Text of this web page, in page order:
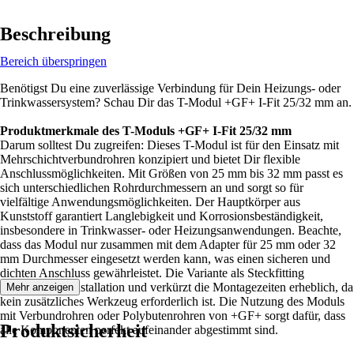
Beschreibung
Bereich überspringen
Benötigst Du eine zuverlässige Verbindung für Dein Heizungs- oder
Trinkwassersystem? Schau Dir das T-Modul +GF+ I-Fit 25/32 mm an.
Produktmerkmale des T-Moduls +GF+ I-Fit 25/32 mm
Darum solltest Du zugreifen: Dieses T-Modul ist für den Einsatz mit
Mehrschichtverbundrohren konzipiert und bietet Dir flexible
Anschlussmöglichkeiten. Mit Größen von 25 mm bis 32 mm passt es
sich unterschiedlichen Rohrdurchmessern an und sorgt so für
vielfältige Anwendungsmöglichkeiten. Der Hauptkörper aus
Kunststoff garantiert Langlebigkeit und Korrosionsbeständigkeit,
insbesondere in Trinkwasser- oder Heizungsanwendungen. Beachte,
dass das Modul nur zusammen mit dem Adapter für 25 mm oder 32
mm Durchmesser eingesetzt werden kann, was einen sicheren und
dichten Anschluss gewährleistet. Die Variante als Steckfitting
erleichtert die Installation und verkürzt die Montagezeiten erheblich, da
kein zusätzliches Werkzeug erforderlich ist. Die Nutzung des Moduls
mit Verbundrohren oder Polybutenrohren von +GF+ sorgt dafür, dass
alle Komponenten perfekt aufeinander abgestimmt sind.
Mehr anzeigen
Produktsicherheit